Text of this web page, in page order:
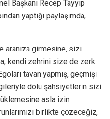
Başkanı Recep Tayyip
yaptığı paylaşımda,
aranıza girmesine, sizi
kendi zehrini size de zerk
tavan yapmış, geçmişi
dolu şahsiyetlerin sizi
asla izin
birlikte çözeceğiz,